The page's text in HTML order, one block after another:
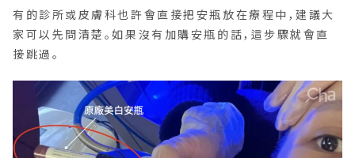
有的診所或皮膚科也許會直接把安瓶放在療程中，建議大
家可以先問清楚。如果沒有加購安瓶的話，這步驟就會直
接跳過。